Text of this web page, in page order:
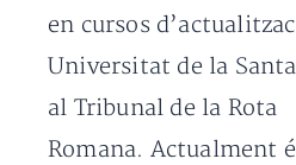
en cursos
Universitat de la
al Tribunal de la Rota
Romana. Actualment